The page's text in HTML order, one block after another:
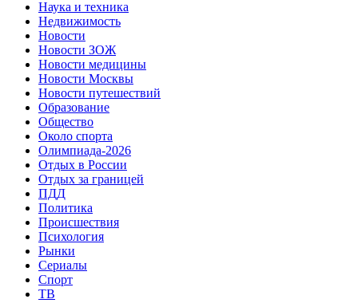
Наука и техника
Недвижимость
Новости
Новости ЗОЖ
Новости медицины
Новости Москвы
Новости путешествий
Образование
Общество
Около спорта
Олимпиада-2026
Отдых в России
Отдых за границей
ПДД
Политика
Происшествия
Психология
Рынки
Сериалы
Спорт
ТВ